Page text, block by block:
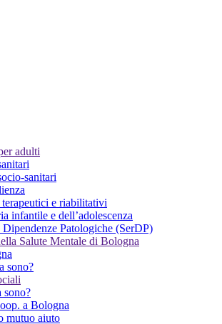
adulti
sanitari
terapeutici e riabilitativi
infantile e dell’adolescenza
Patologiche (SerDP)
Salute Mentale di Bologna
sono?
sono?
a Bologna
mutuo aiuto